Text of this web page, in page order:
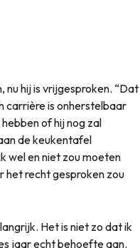
hij is vrijgesproken. “Dat
carrière is onherstelbaar
of hij nog zal
de keukentafel
wel en niet zou moeten
het recht gesproken zou
Het is niet zo dat ik
jaar echt behoefte aan.